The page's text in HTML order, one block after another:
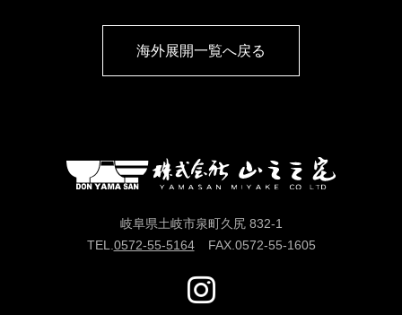
海外展開一覧へ戻る
岐阜県土岐市泉町久尻 832-1
TEL. 0572-55-5164 FAX. 0572-55-1605